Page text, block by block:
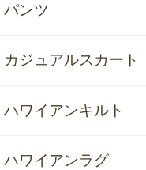
パンツ
カジュアルスカート
ハワイアンキルト
ハワイアンラグ